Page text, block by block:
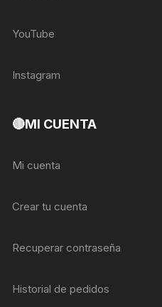
YouTube
Instagram
🔴MI CUENTA
Mi cuenta
Crear tu cuenta
Recuperar contraseña
Historial de pedidos